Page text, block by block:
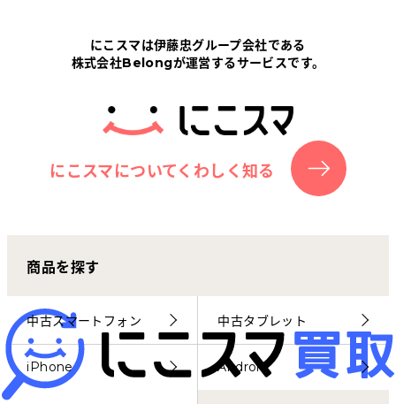
にこスマについて
サポートセンター
お客さまの声
にこスマ通信
マイページ
にこスマは伊藤忠グループ会社である
株式会社Belongが運営するサービスです。
にこスマについてくわしく知る
商品を探す
中古スマートフォン 中古タブレット
iPhone Android